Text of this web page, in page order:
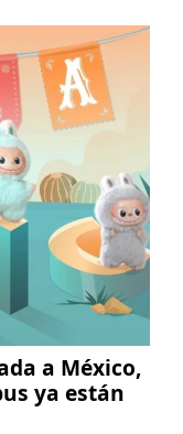
a México,
ya están